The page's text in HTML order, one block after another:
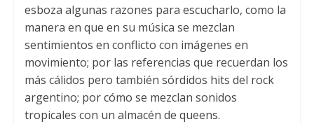
esboza algunas razones para escucharlo, como la
manera en que en su música se mezclan
sentimientos en conflicto con imágenes en
movimiento; por las referencias que recuerdan los
más cálidos pero también sórdidos hits del rock
argentino; por cómo se mezclan sonidos
tropicales con un almacén de queens.